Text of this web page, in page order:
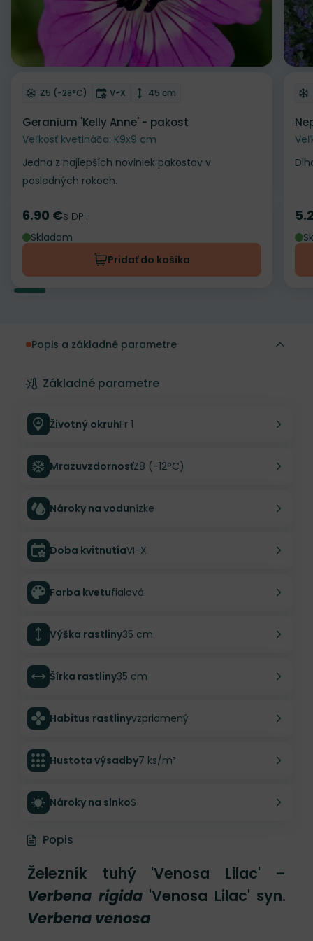
Odober do zoznamu želaní
Mrazuvzdornosť
Z5 (-28°C) Doba kvitnutia
V-X Výška rastliny
45 cm
Geranium 'Kelly Anne' - pakost
Veľkosť kvetináča: K9x9 cm
Jedna z najlepších noviniek pakostov v
posledných rokoch.
Cena
6.90 €s DPH
Skladom
Pridať do košíka
Popis a základné parametre
Základné parametre
Životný okruhFr 1
MrazuvzdornosťZ8 (-12°C)
Nároky na vodunízke
Doba kvitnutiaVI-X
Farba kvetufialová
Výška rastliny35 cm
Šírka rastliny35 cm
Habitus rastlinyvzpriamený
Hustota výsadby7 ks/m²
Nároky na slnkoS
Popis
Železník tuhý 'Venosa Lilac' –
Verbena rigida'Venosa Lilac' syn.
Verbena venosa